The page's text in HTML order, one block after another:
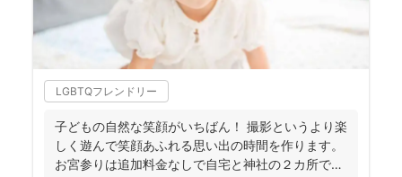
LGBTQフレンドリー
子どもの自然な笑顔がいちばん！ 撮影というより楽
しく遊んで笑顔あふれる思い出の時間を作ります。
お宮参りは追加料金なしで自宅と神社の２カ所で撮